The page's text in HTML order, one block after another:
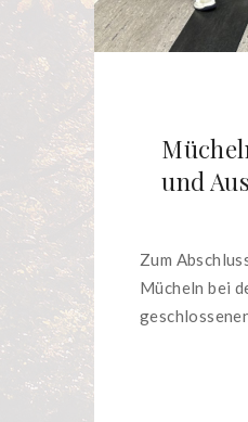
und
Zum
Mücheln bei